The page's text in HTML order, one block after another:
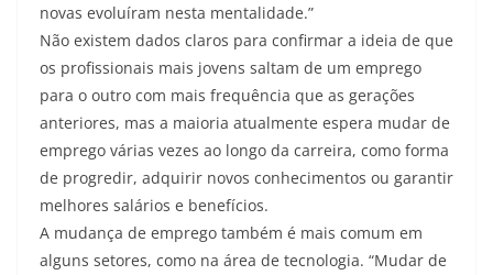
novas evoluíram nesta mentalidade.”
Não existem dados claros para confirmar a ideia de que
os profissionais mais jovens saltam de um emprego
para o outro com mais frequência que as gerações
anteriores, mas a maioria atualmente espera mudar de
emprego várias vezes ao longo da carreira, como forma
de progredir, adquirir novos conhecimentos ou garantir
melhores salários e benefícios.
A mudança de emprego também é mais comum em
alguns setores, como na área de tecnologia. “Mudar de